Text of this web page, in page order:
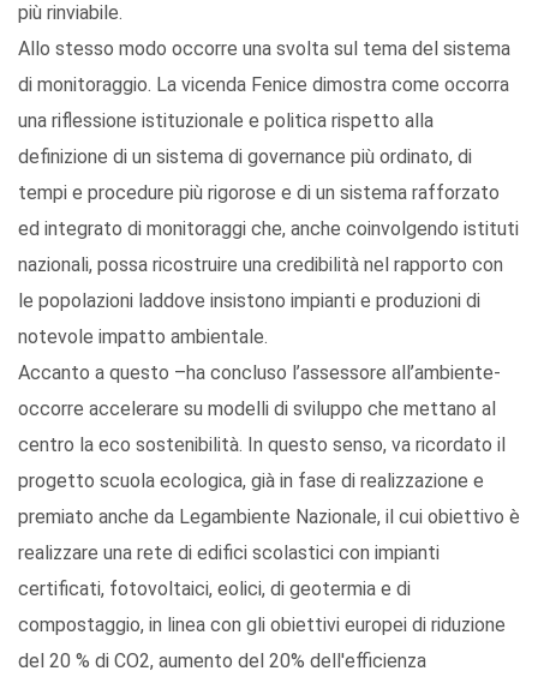
più rinviabile.
Allo stesso modo occorre una svolta sul tema del sistema
di monitoraggio. La vicenda Fenice dimostra come occorra
una riflessione istituzionale e politica rispetto alla
definizione di un sistema di governance più ordinato, di
tempi e procedure più rigorose e di un sistema rafforzato
ed integrato di monitoraggi che, anche coinvolgendo istituti
nazionali, possa ricostruire una credibilità nel rapporto con
le popolazioni laddove insistono impianti e produzioni di
notevole impatto ambientale.
Accanto a questo –ha concluso l’assessore all’ambiente-
occorre accelerare su modelli di sviluppo che mettano al
centro la eco sostenibilità. In questo senso, va ricordato il
progetto scuola ecologica, già in fase di realizzazione e
premiato anche da Legambiente Nazionale, il cui obiettivo è
realizzare una rete di edifici scolastici con impianti
certificati, fotovoltaici, eolici, di geotermia e di
compostaggio, in linea con gli obiettivi europei di riduzione
del 20 % di CO2, aumento del 20% dell'efficienza